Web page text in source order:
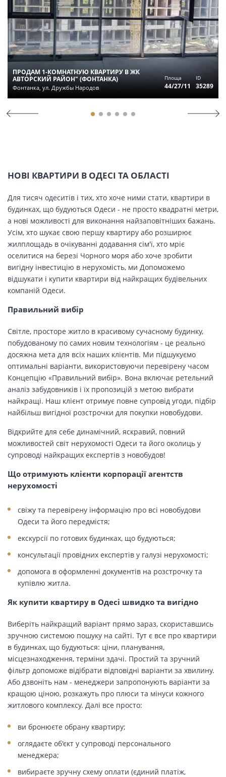
ПРОДАМ 1-КОМНАТНУЮ КВАРТИРУ В ЖК
АВТОРСКИЙ РАЙОН" (ФОНТАНКА)
Фонтанка, ул. Дружбы Народов
Площа
44/27/11
ID
35289
НОВІ КВАРТИРИ В ОДЕСІ ТА ОБЛАСТІ
Для тисяч одеситів і тих, хто хоче ними стати, квартири в
будинках, що будуються Одеси - не просто квадратні метри,
а нові можливості для виконання найзаповітніших бажань.
Усім, хто шукає свою першу квартиру або розширює
жилплощадь в очікуванні додавання сім'ї, хто мріє
оселитися на березі Чорного моря або хоче зробити
вигідну інвестицію в нерухомість, ми Допоможемо
відшукати і купити квартири від найкращих будівельних
компаній Одеси.
Правильний вибір
Світле, просторе житло в красивому сучасному будинку,
побудованому по самих новим технологіям - це реально
досяжна мета для всіх наших клієнтів. Ми підшукуємо
оптимальні варіанти, використовуючи перевірену часом
Концепцію «Правильний вибір». Вона включає ретельний
аналіз забудовників і їх пропозицій з метою вибрати
найкращі. Наш клієнт отримує повне супровід угоди, підбір
найбільш вигідної розстрочки для покупки новобудови.
Відкрийте для себе динамічний, яскравий, повний
можливостей світ нерухомості Одеси та його околиць у
супроводі найкращих експертів з новобудов!
Що отримують клієнти корпорації агентств
нерухомості
свіжу та перевірену інформацію про всі новобудови
Одеси та його передмістя;
екскурсії по готових будинках, що будуються;
консультації провідних експертів у галузі нерухомості;
допомога в оформленні документів на розстрочку та
купівлю житла.
Як купити квартиру в Одесі швидко та вигідно
Виберіть найкращий варіант прямо зараз, скориставшись
зручною системою пошуку на сайті. Тут є все про квартири
в будинках, що будуються: ціни, планування,
місцезнаходження, терміни здачі. Простий та зручний
фільтр допоможе відібрати відповідні варіанти за хвилину.
Або дзвоніть нам - менеджери запропонують варіанти за
кращою ціною, розкажуть про плюси та мінуси кожного
житлового комплексу. Далі все просто:
ви бронюєте обрану квартиру;
оглядаєте об'єкт у супроводі персонального
менеджера;
вибираєте зручну схему оплати (єдиний платіж,